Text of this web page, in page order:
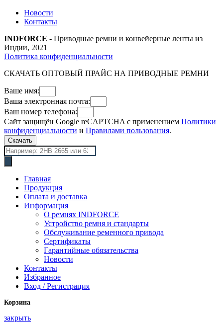
Новости
Контакты
INDFORCE - Приводные ремни и конвейерные ленты из
Индии, 2021
Политика конфиденциальности
СКАЧАТЬ ОПТОВЫЙ ПРАЙС НА ПРИВОДНЫЕ РЕМНИ
Ваше имя:
Ваша электронная почта:
Ваш номер телефона:
Сайт защищён Google reCAPTCHA с применением Политики
конфиденциальности и Правилами пользования.
Скачать
Поиск
товаров
Главная
Продукция
Оплата и доставка
Информация
О ремнях INDFORCE
Устройство ремня и стандарты
Обслуживание ременного привода
Сертификаты
Гарантийные обязательства
Новости
Контакты
Избранное
Вход / Регистрация
Корзина
закрыть